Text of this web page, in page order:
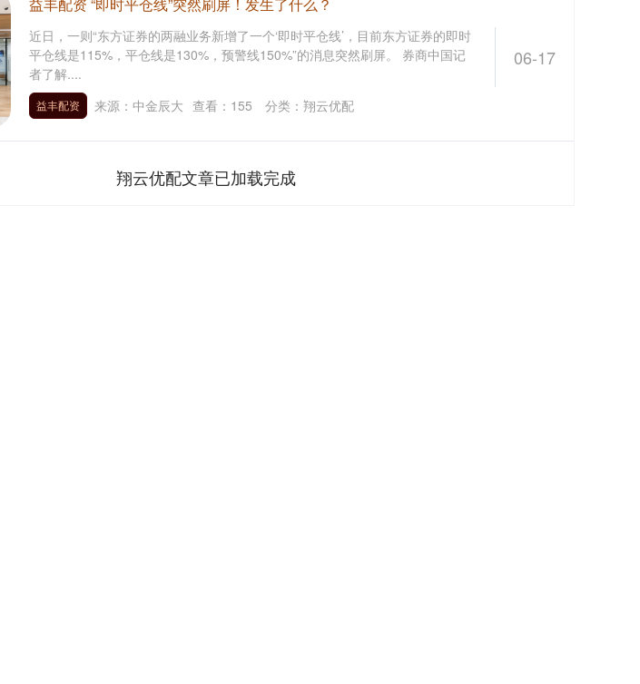
06-17
近日，一则“东方证券的两融业务新增了一个‘即时平仓线’，目前东方证券的即时
平仓线是115%，平仓线是130%，预警线150%”的消息突然刷屏。 券商中国记
者了解....
益丰配资 来源：中金辰大 查看： 155 分类： 翔云优配
翔云优配文章已加载完成